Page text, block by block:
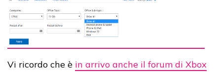
Vi ricordo che è in arrivo anche il forum di Xbox